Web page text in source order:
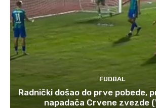
FUDBAL
Radnički došao do prve pobede,
napadača Crvene zvezde